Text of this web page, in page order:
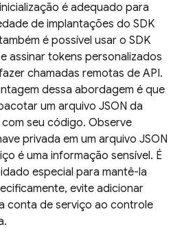
é adequado para
de implantações do SDK
é possível usar o SDK
assinar tokens personalizados
chamadas remotas de API.
dessa abordagem é que
um arquivo JSON da
seu código. Observe
privada em um arquivo JSON
é uma informação sensível. É
especial para mantê-la
evite adicionar
conta de serviço ao controle